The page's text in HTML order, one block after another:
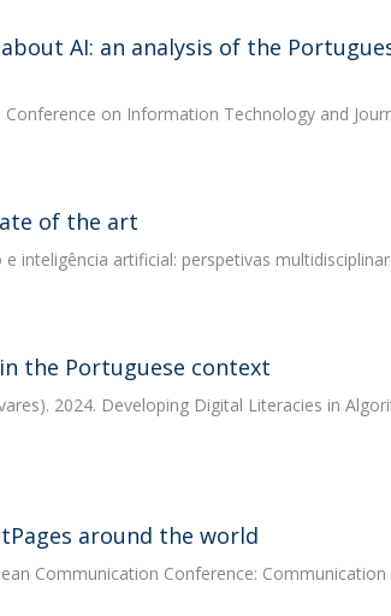
AI: an analysis of the
on Information Technology and
of the art
inteligência artificial: perspetivas
the Portuguese context
2024. Developing Digital Literacies in
around the world
Communication Conference: